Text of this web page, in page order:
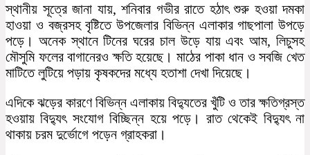
স্থানীয় সূত্রে জানা যায়, শনিবার গভীর রাতে হঠাৎ শুরু হওয়া দমকা
হাওয়া ও বজ্রসহ বৃষ্টিতে উপজেলার বিভিন্ন এলাকার গাছপালা উপড়ে
পড়ে। অনেক স্থানে টিনের ঘরের চাল উড়ে যায় এবং আম, লিচুসহ
মৌসুমি ফলের বাগানেরও ক্ষতি হয়েছে। মাঠের পাকা ধান ও সবজি খেত
মাটিতে লুটিয়ে পড়ায় কৃষকদের মধ্যে হতাশা দেখা দিয়েছে।
এদিকে ঝড়ের কারণে বিভিন্ন এলাকায় বিদ্যুতের খুঁটি ও তার ক্ষতিগ্রস্ত
হওয়ায় বিদ্যুৎ সংযোগ বিচ্ছিন্ন হয়ে পড়ে। রাত থেকেই বিদ্যুৎ না
থাকায় চরম দুর্ভোগে পড়েন গ্রাহকরা।